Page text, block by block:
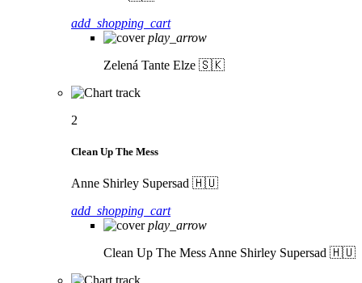
add_shopping_cart
play_arrow
Zelená Tante Elze 🇸🇰
2
Clean Up The Mess
Anne Shirley Supersad 🇭🇺
add_shopping_cart
play_arrow
Clean Up The Mess Anne Shirley Supersad 🇭🇺